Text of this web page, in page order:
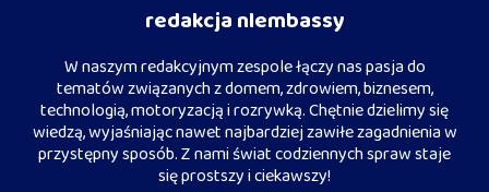
redakcja nlembassy
W naszym redakcyjnym zespole łączy nas pasja do
tematów związanych z domem, zdrowiem, biznesem,
technologią, motoryzacją i rozrywką. Chętnie dzielimy się
wiedzą, wyjaśniając nawet najbardziej zawiłe zagadnienia w
przystępny sposób. Z nami świat codziennych spraw staje
się prostszy i ciekawszy!